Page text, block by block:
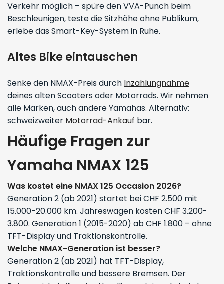
Verkehr möglich – spüre den VVA-Punch beim
Beschleunigen, teste die Sitzhöhe ohne Publikum,
erlebe das Smart-Key-System in Ruhe.
Altes Bike eintauschen
Senke den NMAX-Preis durch Inzahlungnahme
deines alten Scooters oder Motorrads. Wir nehmen
alle Marken, auch andere Yamahas. Alternativ:
schweizweiter Motorrad-Ankauf bar.
Häufige Fragen zur
Yamaha NMAX 125
Was kostet eine NMAX 125 Occasion 2026?
Generation 2 (ab 2021) startet bei CHF 2.500 mit
15.000-20.000 km. Jahreswagen kosten CHF 3.200-
3.800. Generation 1 (2015-2020) ab CHF 1.800 – ohne
TFT-Display und Traktionskontrolle.
Welche NMAX-Generation ist besser?
Generation 2 (ab 2021) hat TFT-Display,
Traktionskontrolle und bessere Bremsen. Der